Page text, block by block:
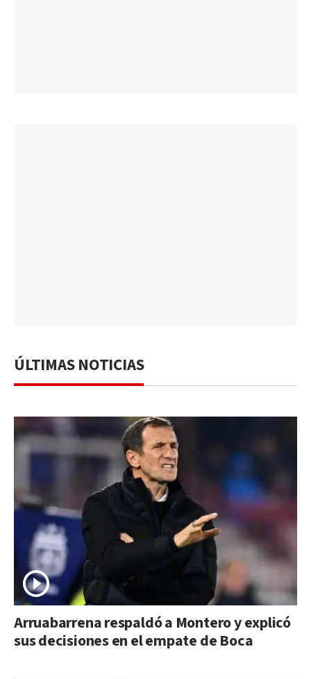
ÚLTIMAS NOTICIAS
Arruabarrena respaldó a Montero y explicó
sus decisiones en el empate de Boca